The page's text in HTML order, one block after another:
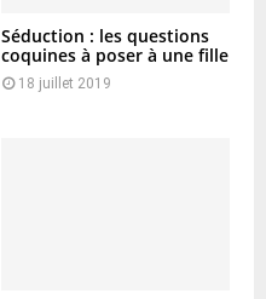
Séduction : les questions
coquines à poser à une fille
18 juillet 2019